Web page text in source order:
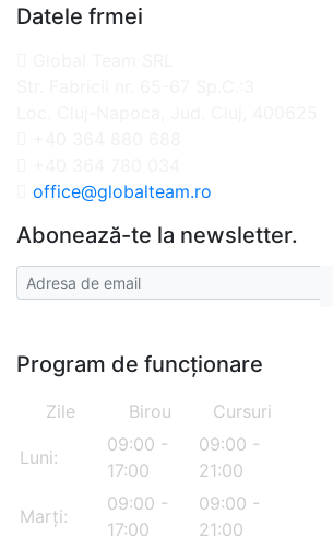
Datele frmei
office@globalteam.ro
Abonează-te la newsletter.
Program de funcționare
Zile Birou Cursuri
Luni:
09:00 -
17:00
09:00 -
21:00
Marți:
09:00 -
17:00
09:00 -
21:00